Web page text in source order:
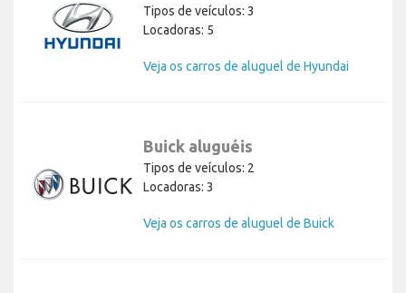
Tipos de veículos: 3
Locadoras: 5
Veja os carros de aluguel de Hyundai
Buick aluguéis
Tipos de veículos: 2
Locadoras: 3
Veja os carros de aluguel de Buick